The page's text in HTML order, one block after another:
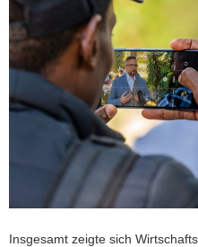
Insgesamt zeigte sich